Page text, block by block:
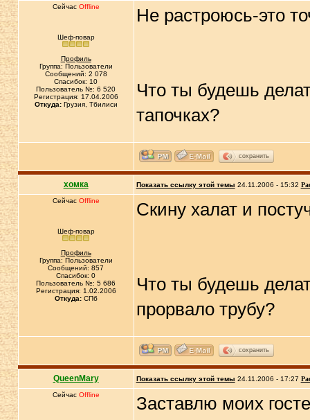
Сейчас Offline
Шеф-повар
Профиль
Группа: Пользователи
Сообщений: 2 078
Спасибок: 10
Пользователь №: 6 520
Регистрация: 17.04.2006
Откуда:Грузия, Тбилиси
Не растроюсь-это
Что ты будешь
тапочках?
сохранить
хомка Показать ссылку этой темы 24.11.2006 - 15:32
Сейчас Offline
Шеф-повар
Профиль
Группа: Пользователи
Сообщений: 857
Спасибок: 0
Пользователь №: 5 686
Регистрация: 1.02.2006
Откуда:СПб
Скину халат и
Что ты будешь
прорвало трубу?
сохранить
QueenMary Показать ссылку этой темы 24.11.2006 - 17:27
Сейчас Offline Заставлю моих